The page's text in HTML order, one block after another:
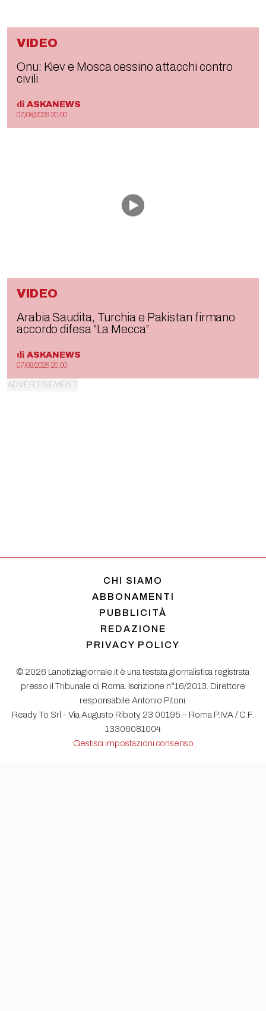
VIDEO
Onu: Kiev e Mosca cessino attacchi contro
civili
di ASKANEWS
07/08/2026 20:00
VIDEO
Arabia Saudita, Turchia e Pakistan firmano
accordo difesa “La Mecca”
di ASKANEWS
07/08/2026 20:00
CHI SIAMO
ABBONAMENTI
PUBBLICITÀ
REDAZIONE
PRIVACY POLICY
© 2026 Lanotiziagiornale.it è una testata giornalistica registrata
presso il Tribunale di Roma. Iscrizione n°16/2013. Direttore
responsabile Antonio Pitoni.
Ready To Srl - Via Augusto Riboty, 23 00195 – Roma P.IVA / C.F.
13306081004
Gestisci impostazioni consenso